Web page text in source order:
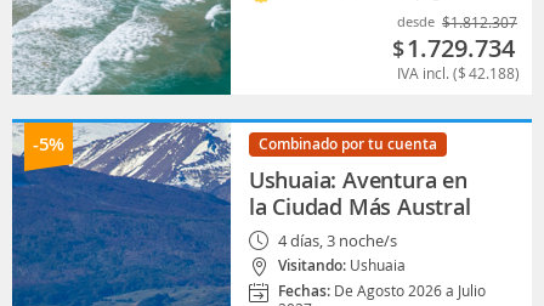
desde $1.812.307
$1.729.734
IVA incl. ($42.188)
-5% Combinado por tu cuenta
Ushuaia: Aventura en
la Ciudad Más Austral
4 días, 3 noche/s
Visitando: Ushuaia
Fechas: De Agosto 2026 a Julio